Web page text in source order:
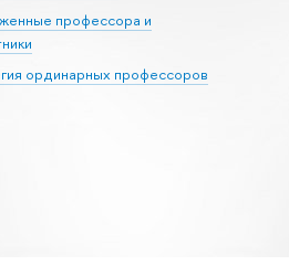
профессора и
ординарных профессоров